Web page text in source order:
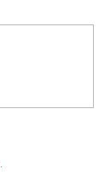
.